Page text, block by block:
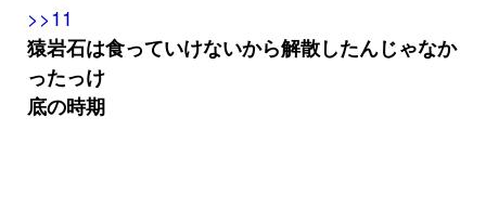
>>11
猿岩石は食っていけないから解散したんじゃなか
ったっけ
底の時期